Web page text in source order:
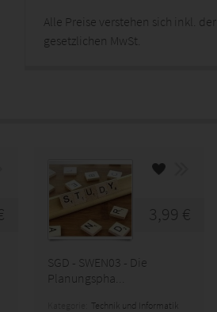
Alle Preise verstehen sich inkl. der
gesetzlichen MwSt.
3,99 €
SGD - SWEN03 - Die
Planungspha...
Technik und Informatik